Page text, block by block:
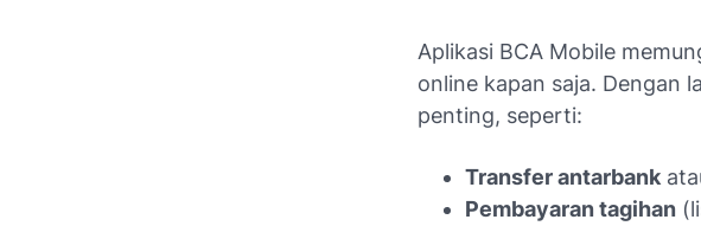
Aplikasi BCA Mobile
online kapan saja. Dengan
penting, seperti:
Transfer antarbank
Pembayaran tagihan